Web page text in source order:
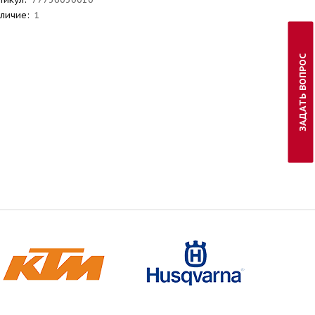
1
ЗАДАТЬ ВОПРОС